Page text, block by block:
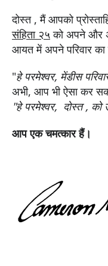
दोस्त , मैं आपको
संहिता २५को अपने और
आयत में अपने परिवार
"हे परमेश्‍वर, मेंडीस
अभी, आप भी ऐसा कर
"हे परमेश्‍वर, दोस्त , को
आप एक चमत्कार हैं।